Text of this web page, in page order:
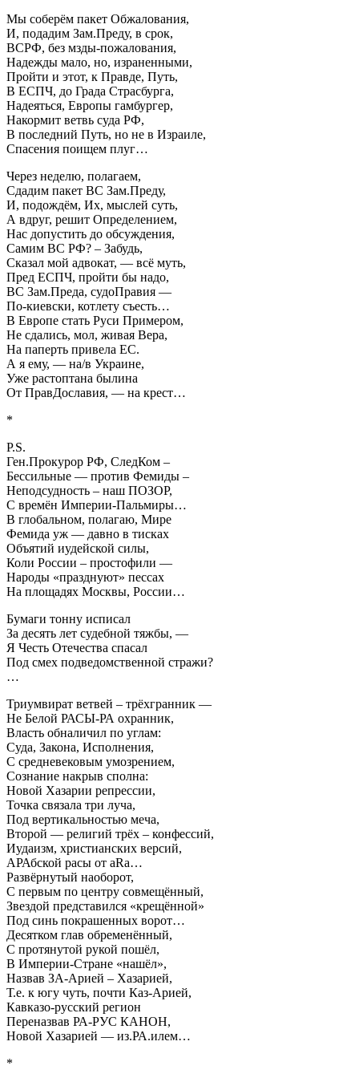
Мы соберём пакет Обжалования,
И, подадим Зам.Преду, в срок,
ВСРФ, без мзды-пожалования,
Надежды мало, но, израненными,
Пройти и этот, к Правде, Путь,
В ЕСПЧ, до Града Страсбурга,
Надеяться, Европы гамбургер,
Накормит ветвь суда РФ,
В последний Путь, но не в Израиле,
Спасения поищем плуг…
Через неделю, полагаем,
Сдадим пакет ВС Зам.Преду,
И, подождём, Их, мыслей суть,
А вдруг, решит Определением,
Нас допустить до обсуждения,
Самим ВС РФ? – Забудь,
Сказал мой адвокат, — всё муть,
Пред ЕСПЧ, пройти бы надо,
ВС Зам.Преда, судоПравия —
По-киевски, котлету съесть…
В Европе стать Руси Примером,
Не сдались, мол, живая Вера,
На паперть привела ЕС.
А я ему, — на/в Украине,
Уже растоптана былина
От ПравДославия, — на крест…
*
P.S.
Ген.Прокурор РФ, СледКом –
Бессильные — против Фемиды –
Неподсудность – наш ПОЗОР,
С времён Империи-Пальмиры…
В глобальном, полагаю, Мире
Фемида уж — давно в тисках
Объятий иудейской силы,
Коли России – простофили —
Народы «празднуют» пессах
На площадях Москвы, России…
Бумаги тонну исписал
За десять лет судебной тяжбы, —
Я Честь Отечества спасал
Под смех подведомственной стражи?
…
Триумвират ветвей – трёхгранник —
Не Белой РАСЫ-РА охранник,
Власть обналичил по углам:
Суда, Закона, Исполнения,
С средневековым умозрением,
Сознание накрыв сполна:
Новой Хазарии репрессии,
Точка связала три луча,
Под вертикальностью меча,
Второй — религий трёх – конфессий,
Иудаизм, христианских версий,
АРАбской расы от aRa…
Развёрнутый наоборот,
С первым по центру совмещённый,
Звездой представился «крещённой»
Под синь покрашенных ворот…
Десятком глав обременённый,
С протянутой рукой пошёл,
В Империи-Стране «нашёл»,
Назвав ЗА-Арией – Хазарией,
Т.е. к югу чуть, почти Каз-Арией,
Кавказо-русский регион
Переназвав РА-РУС КАНОН,
Новой Хазарией — из.РА.илем…
*